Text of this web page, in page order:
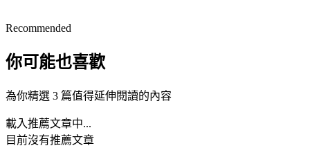
Recommended
你可能也喜歡
為你精選 3 篇值得延伸閱讀的內容
載入推薦文章中...
目前沒有推薦文章